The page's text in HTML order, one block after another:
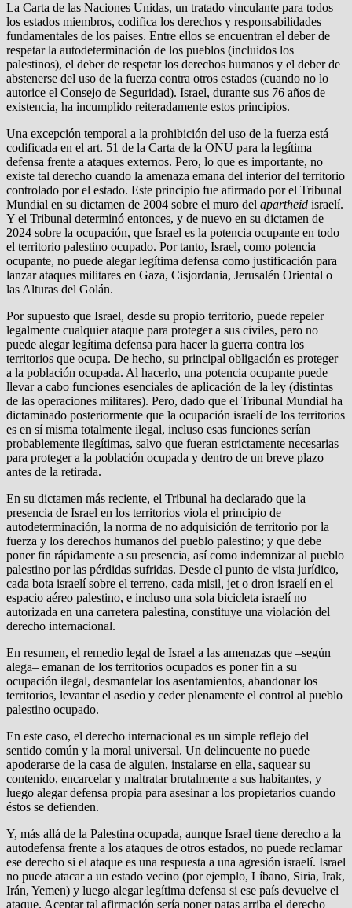
La Carta de las Naciones Unidas, un tratado vinculante para todos
los estados miembros, codifica los derechos y responsabilidades
fundamentales de los países. Entre ellos se encuentran el deber de
respetar la autodeterminación de los pueblos (incluidos los
palestinos), el deber de respetar los derechos humanos y el deber de
abstenerse del uso de la fuerza contra otros estados (cuando no lo
autorice el Consejo de Seguridad). Israel, durante sus 76 años de
existencia, ha incumplido reiteradamente estos principios.
Una excepción temporal a la prohibición del uso de la fuerza está
codificada en el art. 51 de la Carta de la ONU para la legítima
defensa frente a ataques externos. Pero, lo que es importante, no
existe tal derecho cuando la amenaza emana del interior del territorio
controlado por el estado. Este principio fue afirmado por el Tribunal
Mundial en su dictamen de 2004 sobre el muro del apartheid israelí.
Y el Tribunal determinó entonces, y de nuevo en su dictamen de
2024 sobre la ocupación, que Israel es la potencia ocupante en todo
el territorio palestino ocupado. Por tanto, Israel, como potencia
ocupante, no puede alegar legítima defensa como justificación para
lanzar ataques militares en Gaza, Cisjordania, Jerusalén Oriental o
las Alturas del Golán.
Por supuesto que Israel, desde su propio territorio, puede repeler
legalmente cualquier ataque para proteger a sus civiles, pero no
puede alegar legítima defensa para hacer la guerra contra los
territorios que ocupa. De hecho, su principal obligación es proteger
a la población ocupada. Al hacerlo, una potencia ocupante puede
llevar a cabo funciones esenciales de aplicación de la ley (distintas
de las operaciones militares). Pero, dado que el Tribunal Mundial ha
dictaminado posteriormente que la ocupación israelí de los territorios
es en sí misma totalmente ilegal, incluso esas funciones serían
probablemente ilegítimas, salvo que fueran estrictamente necesarias
para proteger a la población ocupada y dentro de un breve plazo
antes de la retirada.
En su dictamen más reciente, el Tribunal ha declarado que la
presencia de Israel en los territorios viola el principio de
autodeterminación, la norma de no adquisición de territorio por la
fuerza y los derechos humanos del pueblo palestino; y que debe
poner fin rápidamente a su presencia, así como indemnizar al pueblo
palestino por las pérdidas sufridas. Desde el punto de vista jurídico,
cada bota israelí sobre el terreno, cada misil, jet o dron israelí en el
espacio aéreo palestino, e incluso una sola bicicleta israelí no
autorizada en una carretera palestina, constituye una violación del
derecho internacional.
En resumen, el remedio legal de Israel a las amenazas que –según
alega– emanan de los territorios ocupados es poner fin a su
ocupación ilegal, desmantelar los asentamientos, abandonar los
territorios, levantar el asedio y ceder plenamente el control al pueblo
palestino ocupado.
En este caso, el derecho internacional es un simple reflejo del
sentido común y la moral universal. Un delincuente no puede
apoderarse de la casa de alguien, instalarse en ella, saquear su
contenido, encarcelar y maltratar brutalmente a sus habitantes, y
luego alegar defensa propia para asesinar a los propietarios cuando
éstos se defienden.
Y, más allá de la Palestina ocupada, aunque Israel tiene derecho a la
autodefensa frente a los ataques de otros estados, no puede reclamar
ese derecho si el ataque es una respuesta a una agresión israelí. Israel
no puede atacar a un estado vecino (por ejemplo, Líbano, Siria, Irak,
Irán, Yemen) y luego alegar legítima defensa si ese país devuelve el
ataque. Aceptar tal afirmación sería poner patas arriba el derecho